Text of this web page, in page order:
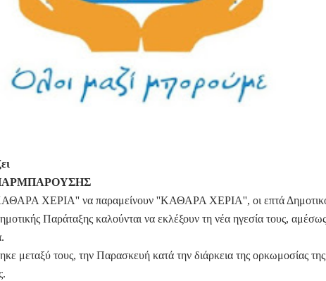
ΧΕΡΙΑ'' να παραμείνουν ''ΚΑΘΑΡΑ ΧΕΡΙΑ'', οι επτά
Παράταξης καλούνται να εκλέξουν τη νέα ηγεσία τους,
μεταξύ τους, την Παρασκευή κατά την διάρκεια της ορκωμοσίας